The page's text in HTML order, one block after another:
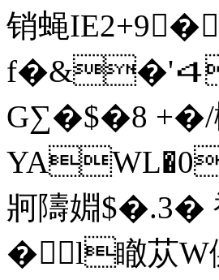
销蝇
f�&�'４
G∑�$�8 +�/
牁隯 婣
�l瞮苁